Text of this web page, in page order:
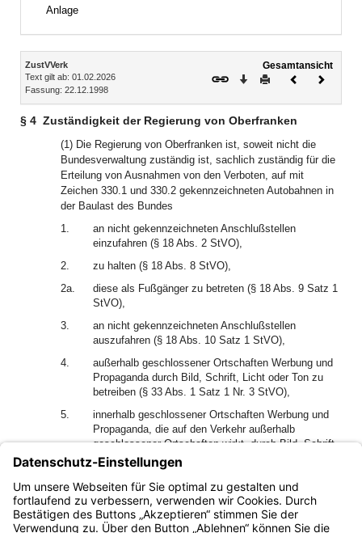
Anlage
Inhalt
ZustVVerk
Text gilt ab: 01.02.2026
Fassung: 22.12.1998
Gesamtansicht
Download
DruckenVorheriges
§ 4 Zuständigkeit der Regierung von Oberfranken
(1) Die Regierung von Oberfranken ist, soweit nicht die
Bundesverwaltung zuständig ist, sachlich zuständig für die
Erteilung von Ausnahmen von den Verboten, auf mit
Zeichen 330.1 und 330.2 gekennzeichneten Autobahnen in
der Baulast des Bundes
1.
an nicht gekennzeichneten Anschlußstellen
einzufahren (§ 18 Abs. 2 StVO),
2.
zu halten (§ 18 Abs. 8 StVO),
2a.
diese als Fußgänger zu betreten (§ 18 Abs. 9 Satz 1
StVO),
3.
an nicht gekennzeichneten Anschlußstellen
auszufahren (§ 18 Abs. 10 Satz 1 StVO),
4.
außerhalb geschlossener Ortschaften Werbung und
Propaganda durch Bild, Schrift, Licht oder Ton zu
betreiben (§ 33 Abs. 1 Satz 1 Nr. 3 StVO),
5.
innerhalb geschlossener Ortschaften Werbung und
Propaganda, die auf den Verkehr außerhalb
geschlossener Ortschaften wirkt, durch Bild, Schrift,
Licht oder Ton zu betreiben (§ 33 Abs. 1 Satz 2
(2) § 47 StVO bleibt unberührt.